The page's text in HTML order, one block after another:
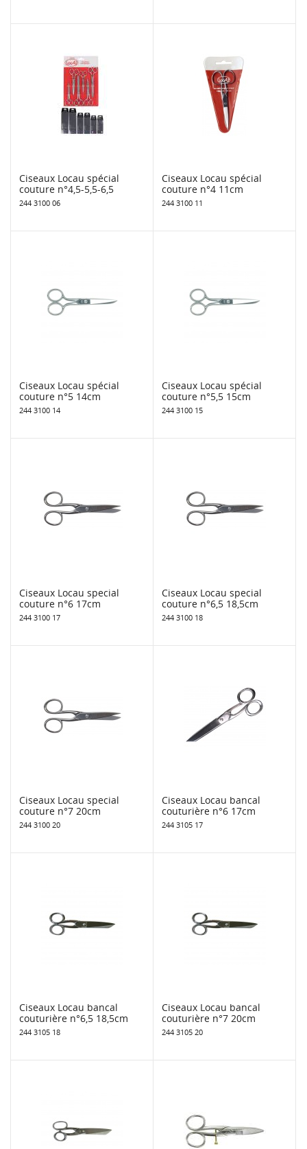
Ciseaux Locau spécial
couture n°4,5-5,5-6,5
244 3100 06
Ciseaux Locau spécial
couture n°4 11cm
244 3100 11
Ciseaux Locau spécial
couture n°5 14cm
244 3100 14
Ciseaux Locau spécial
couture n°5,5 15cm
244 3100 15
Ciseaux Locau special
couture n°6 17cm
244 3100 17
Ciseaux Locau special
couture n°6,5 18,5cm
244 3100 18
Ciseaux Locau special
couture n°7 20cm
244 3100 20
Ciseaux Locau bancal
couturière n°6 17cm
244 3105 17
Ciseaux Locau bancal
couturière n°6,5 18,5cm
244 3105 18
Ciseaux Locau bancal
couturière n°7 20cm
244 3105 20